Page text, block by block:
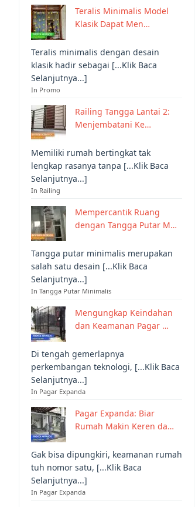
Teralis Minimalis Model
Klasik Dapat Men…
Teralis minimalis dengan desain
klasik hadir sebagai [...Klik Baca
Selanjutnya...]
In Promo
Railing Tangga Lantai 2:
Menjembatani Ke…
Memiliki rumah bertingkat tak
lengkap rasanya tanpa [...Klik Baca
Selanjutnya...]
In Railing
Mempercantik Ruang
dengan Tangga Putar M…
Tangga putar minimalis merupakan
salah satu desain [...Klik Baca
Selanjutnya...]
In Tangga Putar Minimalis
Mengungkap Keindahan
dan Keamanan Pagar …
Di tengah gemerlapnya
perkembangan teknologi, [...Klik Baca
Selanjutnya...]
In Pagar Expanda
Pagar Expanda: Biar
Rumah Makin Keren da…
Gak bisa dipungkiri, keamanan rumah
tuh nomor satu, [...Klik Baca
Selanjutnya...]
In Pagar Expanda